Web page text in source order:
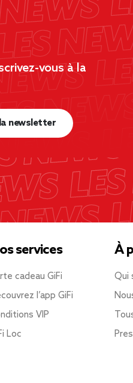
vous à la
newsletter
services
cadeau GiFi
l’app GiFi
VIP
Loc
À
Qui